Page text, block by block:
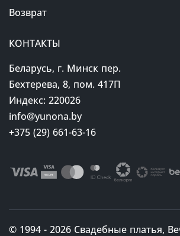
Возврат
КОНТАКТЫ
Беларусь, г. Минск пер.
Бехтерева, 8, пом. 417П
Индекс: 220026
info@yunona.by
+375 (29) 661-63-16
© 1994 - 2026 Свадебные платья,